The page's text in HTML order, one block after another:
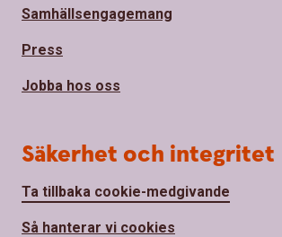
Samhällsengagemang
Press
Jobba hos oss
Säkerhet och integritet
Ta tillbaka cookie-medgivande
Så hanterar vi cookies